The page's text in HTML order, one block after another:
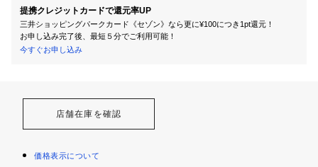
提携クレジットカードで還元率UP
三井ショッピングパークカード《セゾン》なら更に¥100につき1pt還元！
お申し込み完了後、最短５分でご利用可能！
今すぐお申し込み
店舗在庫を確認
価格表示について